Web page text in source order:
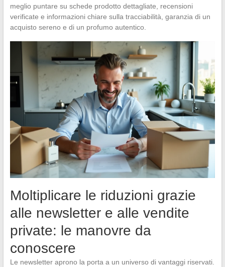
meglio puntare su schede prodotto dettagliate, recensioni
verificate e informazioni chiare sulla tracciabilità, garanzia di un
acquisto sereno e di un profumo autentico.
Moltiplicare le riduzioni grazie
alle newsletter e alle vendite
private: le manovre da
conoscere
Le newsletter aprono la porta a un universo di vantaggi riservati.